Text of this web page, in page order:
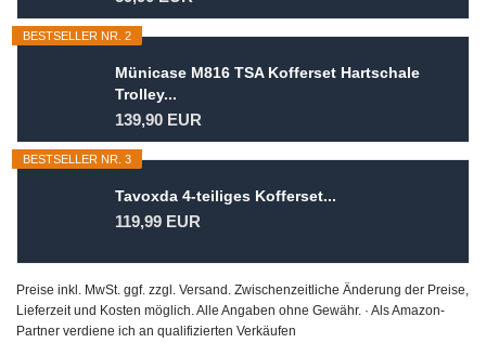
BESTSELLER NR. 2
Münicase M816 TSA Kofferset Hartschale
Trolley...
139,90 EUR
BESTSELLER NR. 3
Tavoxda 4-teiliges Kofferset...
119,99 EUR
Preise inkl. MwSt. ggf. zzgl. Versand. Zwischenzeitliche Änderung der Preise,
Lieferzeit und Kosten möglich. Alle Angaben ohne Gewähr. · Als Amazon-
Partner verdiene ich an qualifizierten Verkäufen